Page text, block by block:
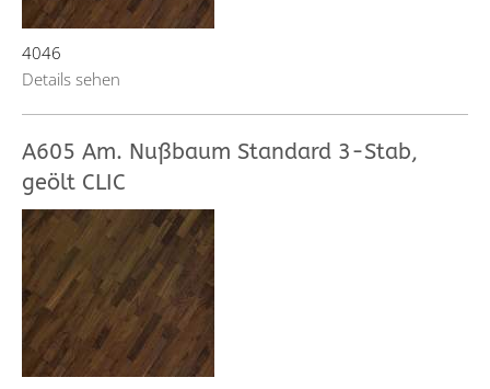
4046
Details sehen
A605 Am. Nußbaum Standard 3-Stab,
geölt CLIC